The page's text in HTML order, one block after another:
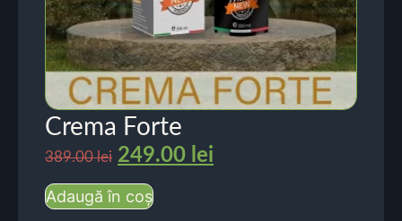
Crema Forte
389.00lei 249.00 lei
Adaugă în coș